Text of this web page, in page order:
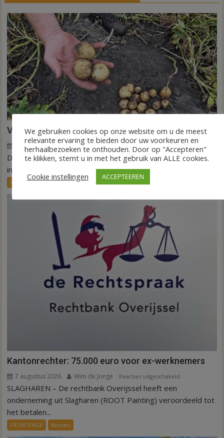
VIDEO Invloed droogte op aardappeloogst
7 augustus 2026 Wim de Jonge Reacties uitgeschakeld voor
VIDEO
aardappeloogst
DEDEMSVAART – De extreme droogte van deze zomer laat
in de akkerbouw zijn sporen na. Vooral...
FRONTPAGE Nieuws
Kantonrechter: 75.000 euro voor ex-werknemers
7 augustus 2026 Wim de Jonge Reacties uitgeschakeld
75.000
SLAGHAREN – De rechtbank Overijssel heeft een
onderneming uit Slagharen (ROOT Painting) veroordeeld tot
het betalen...
FRONTPAGE Nieuws
We gebruiken cookies op onze website om u de meest
relevante ervaring te bieden door uw voorkeuren en
herhaalbezoeken te onthouden. Door op "Accepteren"
te klikken, stemt u in met het gebruik van ALLE cookies.
Cookie instellingen
ACCEPTEEREN